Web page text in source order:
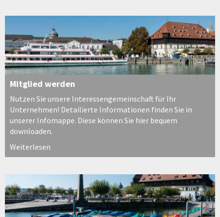
Mitglied werden
Nutzen Sie unsere Interessengemeinschaft für Ihr
Unternehmen! Detailierte Informationen finden Sie in
unserer Infomappe. Diese können Sie hier bequem
downloaden.
Weiterlesen